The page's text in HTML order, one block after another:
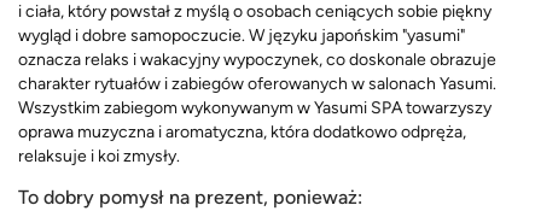
i ciała, który powstał z myślą o osobach ceniących sobie piękny
wygląd i dobre samopoczucie. W języku japońskim "yasumi"
oznacza relaks i wakacyjny wypoczynek, co doskonale obrazuje
charakter rytuałów i zabiegów oferowanych w salonach Yasumi.
Wszystkim zabiegom wykonywanym w Yasumi SPA towarzyszy
oprawa muzyczna i aromatyczna, która dodatkowo odpręża,
relaksuje i koi zmysły.
To dobry pomysł na prezent, ponieważ: